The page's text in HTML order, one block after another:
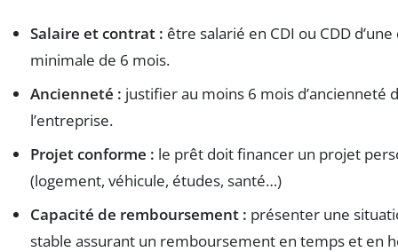
Salaire et contrat : être salarié en CDI ou CDD
minimale de 6 mois.
Ancienneté : justifier au moins 6 mois d’ancienneté
l’entreprise.
Projet conforme : le prêt doit financer un projet
(logement, véhicule, études, santé…)
Capacité de remboursement : présenter une
stable assurant un remboursement en temps et en